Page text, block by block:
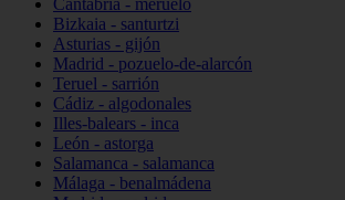
Cantabria - meruelo
Bizkaia - santurtzi
Asturias - gijón
Madrid - pozuelo-de-alarcón
Teruel - sarrión
Cádiz - algodonales
Illes-balears - inca
León - astorga
Salamanca - salamanca
Málaga - benalmádena